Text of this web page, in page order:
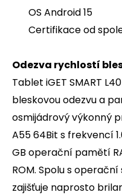
OS Android 15
Certifikace od
Odezva rychlostí
Tablet iGET SMART
bleskovou odezvu a
osmijádrový výkonný
A55 64Bit s frekvencí
GB operační pamětí
ROM. Spolu s
zajišťuje naprosto